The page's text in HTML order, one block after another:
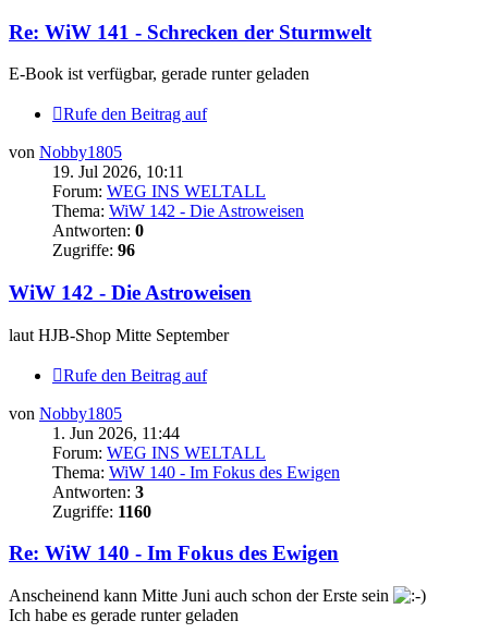
Re: WiW 141 - Schrecken der Sturmwelt
E-Book ist verfügbar, gerade runter geladen
Rufe den Beitrag auf
von Nobby1805
19. Jul 2026, 10:11
Forum: WEG INS WELTALL
Thema: WiW 142 - Die Astroweisen
Antworten: 0
Zugriffe: 96
WiW 142 - Die Astroweisen
laut HJB-Shop Mitte September
Rufe den Beitrag auf
von Nobby1805
1. Jun 2026, 11:44
Forum: WEG INS WELTALL
Thema: WiW 140 - Im Fokus des Ewigen
Antworten: 3
Zugriffe: 1160
Re: WiW 140 - Im Fokus des Ewigen
Anscheinend kann Mitte Juni auch schon der Erste sein
Ich habe es gerade runter geladen